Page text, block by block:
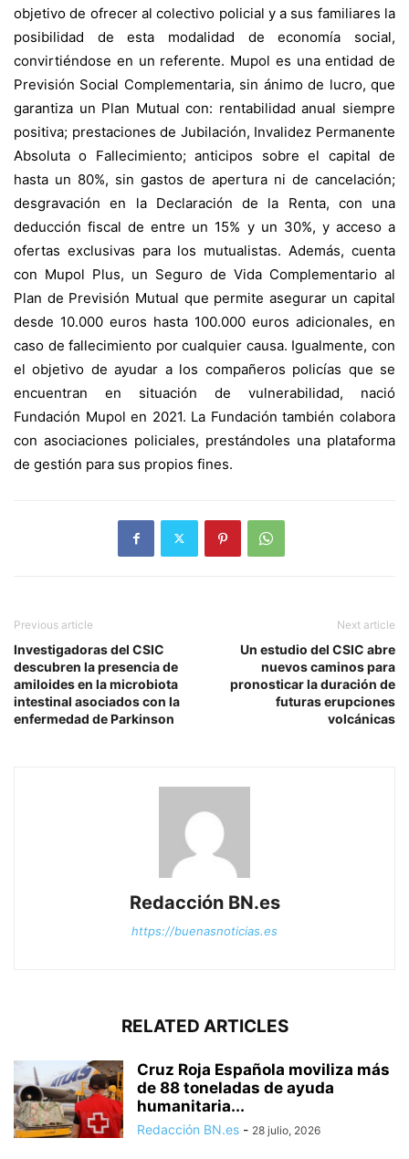
objetivo de ofrecer al colectivo policial y a sus familiares la
posibilidad de esta modalidad de economía social,
convirtiéndose en un referente. Mupol es una entidad de
Previsión Social Complementaria, sin ánimo de lucro, que
garantiza un Plan Mutual con: rentabilidad anual siempre
positiva; prestaciones de Jubilación, Invalidez Permanente
Absoluta o Fallecimiento; anticipos sobre el capital de
hasta un 80%, sin gastos de apertura ni de cancelación;
desgravación en la Declaración de la Renta, con una
deducción fiscal de entre un 15% y un 30%, y acceso a
ofertas exclusivas para los mutualistas. Además, cuenta
con Mupol Plus, un Seguro de Vida Complementario al
Plan de Previsión Mutual que permite asegurar un capital
desde 10.000 euros hasta 100.000 euros adicionales, en
caso de fallecimiento por cualquier causa. Igualmente, con
el objetivo de ayudar a los compañeros policías que se
encuentran en situación de vulnerabilidad, nació
Fundación Mupol en 2021. La Fundación también colabora
con asociaciones policiales, prestándoles una plataforma
de gestión para sus propios fines.
Previous article
Investigadoras del CSIC
descubren la presencia de
amiloides en la microbiota
intestinal asociados con la
enfermedad de Parkinson
Next article
Un estudio del CSIC abre
nuevos caminos para
pronosticar la duración de
futuras erupciones
volcánicas
Redacción BN.es
https://buenasnoticias.es
RELATED ARTICLES
Cruz Roja Española moviliza más
de 88 toneladas de ayuda
humanitaria...
Redacción BN.es - 28 julio, 2026